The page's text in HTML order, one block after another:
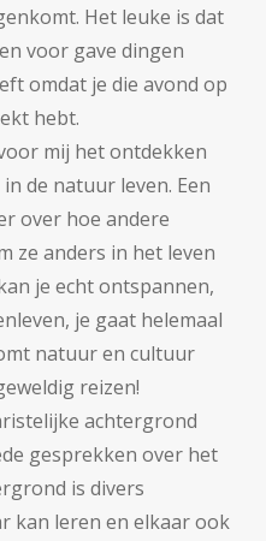
Het leuke is dat
voor gave dingen
omdat je die avond op
hebt.
mij het ontdekken
de natuur leven. Een
over hoe andere
ze anders in het leven
je echt ontspannen,
je gaat helemaal
natuur en cultuur
reizen!
achtergrond
gesprekken over het
is divers
kan leren en elkaar ook